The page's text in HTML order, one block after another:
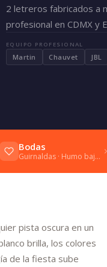
2 letreros fabricados a
profesional en CDMX y
EQUIPO PROFESIONAL
Martin Chauvet JBL
Bodas
Guirnaldas · Humo bajo · Vals
pista oscura en un
brilla, los colores
de la fiesta sube